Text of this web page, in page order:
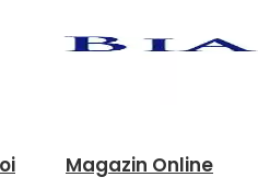
Magazin Online